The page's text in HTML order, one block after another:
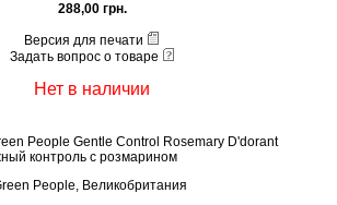
288,00 грн.
Версия для печати
Задать вопрос о товаре
Нет в наличии
People Gentle Control Rosemary D'dorant
контроль с розмарином
People, Великобритания